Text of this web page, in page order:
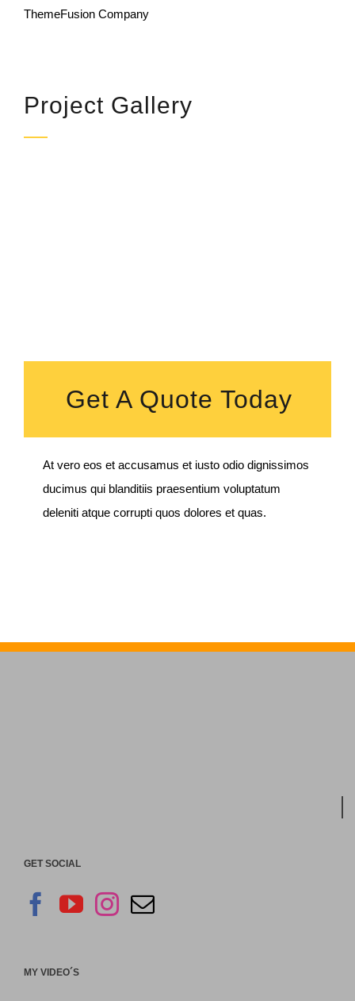
ThemeFusion Company
Project Gallery
Get A Quote Today
At vero eos et accusamus et iusto odio dignissimos
ducimus qui blanditiis praesentium voluptatum
deleniti atque corrupti quos dolores et quas.
GET SOCIAL
MY VIDEO´S